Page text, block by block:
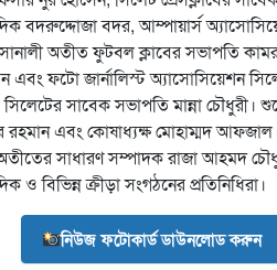
বদরুদ্দোজা বদর, আম্পায়ার্স
অতীত ফুটবল ক্লাবের সভাপতি
ফটো জার্নালিস্ট অ্যাসোসিয়েশন
সাবেক সভাপতি মান্না চৌধুরী।
রহমান এবং কোষাধ্যক্ষ মোহাম্মদ
সাধারণ সম্পাদক রাজা আহমদ
বিভিন্ন ক্রীড়া সংগঠনের প্রতিনিধিরা।
নিউজ ফটোকার্ড ডাউনলোড করুন